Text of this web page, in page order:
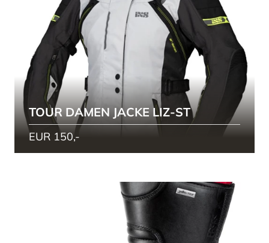
TOUR DAMEN JACKE LIZ-ST
EUR 150,-